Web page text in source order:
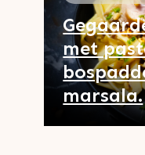
met
marsala.